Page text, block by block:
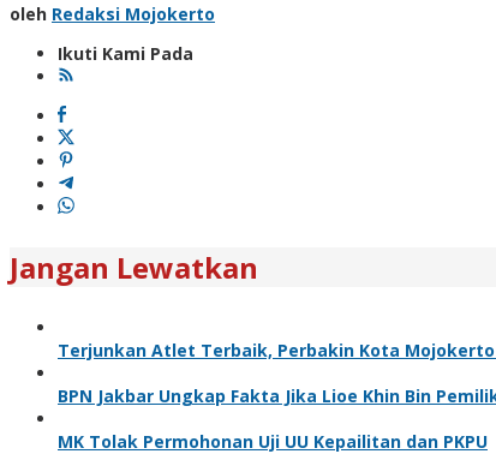
oleh Redaksi Mojokerto
Ikuti Kami Pada
Jangan Lewatkan
Terjunkan Atlet Terbaik, Perbakin Kota
BPN Jakbar Ungkap Fakta Jika Lioe Khin Bin
MK Tolak Permohonan Uji UU Kepailitan dan PKPU